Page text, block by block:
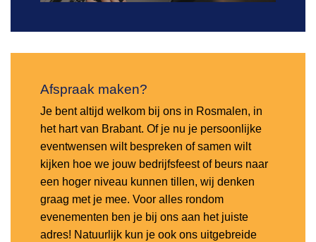
Afspraak maken?
Je bent altijd welkom bij ons in Rosmalen, in
het hart van Brabant. Of je nu je persoonlijke
eventwensen wilt bespreken of samen wilt
kijken hoe we jouw bedrijfsfeest of beurs naar
een hoger niveau kunnen tillen, wij denken
graag met je mee. Voor alles rondom
evenementen ben je bij ons aan het juiste
adres! Natuurlijk kun je ook ons uitgebreide